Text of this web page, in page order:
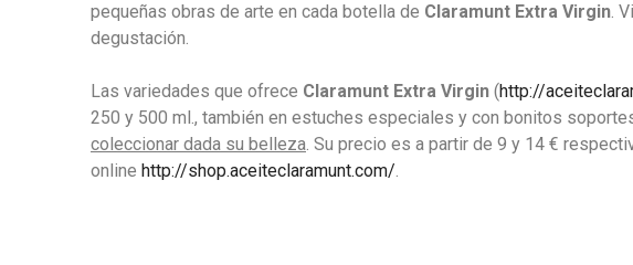
pequeñas obras de arte en cada botella de Claramunt Extra Virgin.
degustación.
Las variedades que ofrece Claramunt Extra Virgin (http://
250 y 500 ml., también en estuches especiales y con bonitos
coleccionar dada su belleza. Su precio es a partir de 9 y 14 €
online http://shop.aceiteclaramunt.com/.